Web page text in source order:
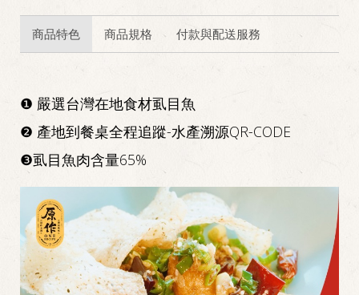
商品特色 商品規格 付款與配送服務
❶ 嚴選台灣在地食材虱目魚
❷ 產地到餐桌全程追蹤-水產溯源QR-CODE
❸虱目魚肉含量65%